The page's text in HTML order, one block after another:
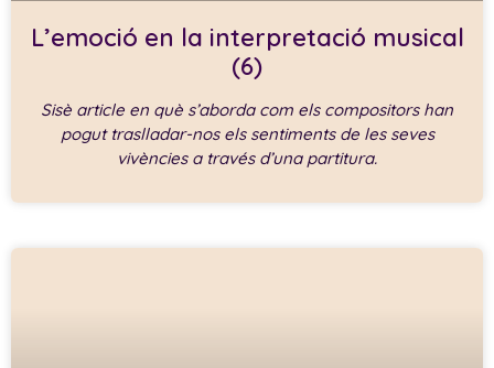
L’emoció en la interpretació musical
(6)
Sisè article en què s’aborda com els compositors han
pogut traslladar-nos els sentiments de les seves
vivències a través d’una partitura.